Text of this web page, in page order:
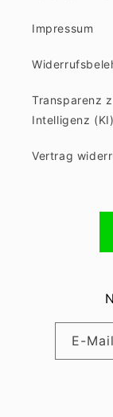
Impressum
Transparenz
Intelligenz (KI)
Vertrag
E-Mail